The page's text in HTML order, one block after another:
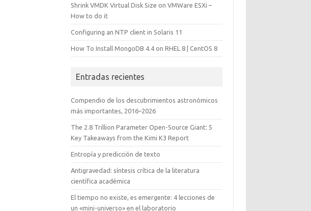
Shrink VMDK Virtual Disk Size on VMWare ESXi –
How to do it
Configuring an NTP client in Solaris 11
How To Install MongoDB 4.4 on RHEL 8 | CentOS 8
Entradas recientes
Compendio de los descubrimientos astronómicos
más importantes, 2016–2026
The 2.8 Trillion Parameter Open-Source Giant: 5
Key Takeaways from the Kimi K3 Report
Entropía y predicción de texto
Antigravedad: síntesis crítica de la literatura
científica académica
El tiempo no existe, es emergente: 4 lecciones de
un «mini-universo» en el laboratorio